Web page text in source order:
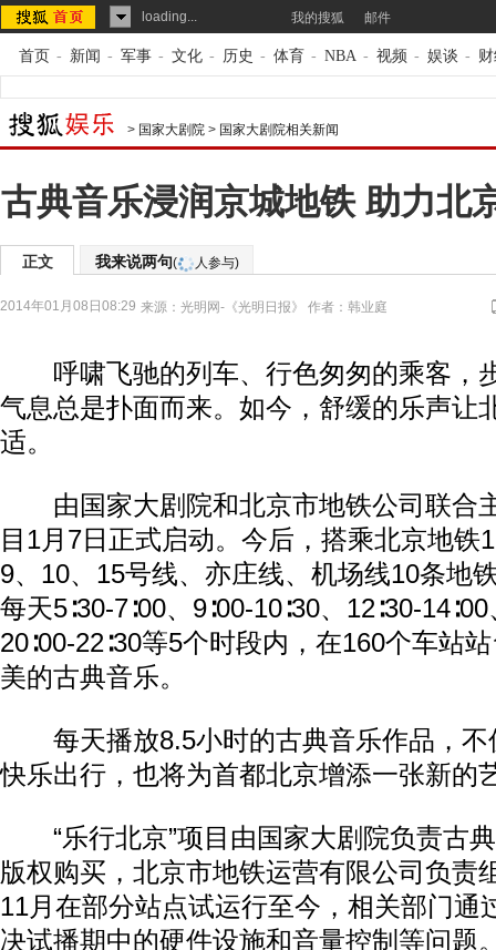
loading... 我的搜狐 邮件
首页 - 新闻 - 军事 - 文化 - 历史 - 体育 - NBA - 视频 - 娱谈 -
> 国家大剧院 > 国家大剧院相关新闻
古典音乐浸润京城地铁 助力北
正文 我来说两句( 人参与)
2014年01月08日08:29 来源： 光明网-《光明日报》 作者：韩业庭
呼啸飞驰的列车、行色匆匆的乘客，
气息总是扑面而来。如今，舒缓的乐声让
适。
由国家大剧院和北京市地铁公司联合主
目1月7日正式启动。今后，搭乘北京地铁
9、10、15号线、亦庄线、机场线10条地
每天5∶30-7∶00、9∶00-10∶30、12∶30-
20∶00-22∶30等5个时段内，在160个车站
美的古典音乐。
每天播放8.5小时的古典音乐作品，不
快乐出行，也将为首都北京增添一张新的
“乐行北京”项目由国家大剧院负责古
版权购买，北京市地铁运营有限公司负责
11月在部分站点试运行至今，相关部门通
决试播期中的硬件设施和音量控制等问题